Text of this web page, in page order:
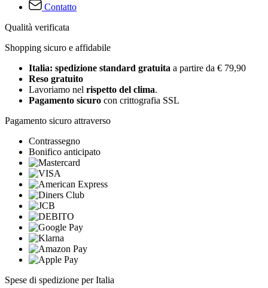
Contatto
Qualità verificata
Shopping sicuro e affidabile
Italia: spedizione standard gratuita a partire da € 79,90
Reso gratuito
Lavoriamo nel rispetto del clima.
Pagamento sicuro con crittografia SSL
Pagamento sicuro attraverso
Contrassegno
Bonifico anticipato
Spese di spedizione per Italia